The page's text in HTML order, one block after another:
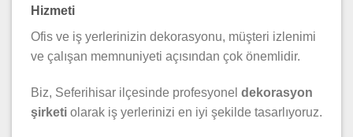
Hizmeti
Ofis ve iş yerlerinizin dekorasyonu, müşteri izlenimi
ve çalışan memnuniyeti açısından çok önemlidir.
Biz, Seferihisar ilçesinde profesyonel dekorasyon
şirketi olarak iş yerlerinizi en iyi şekilde tasarlıyoruz.